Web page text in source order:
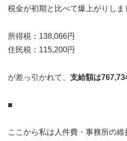
税金が初期と比べて爆上がりし
所得税：138,066円
住民税：115,200円
が差っ引かれて、 支給額は
■
ここから私は人件費・事務所の